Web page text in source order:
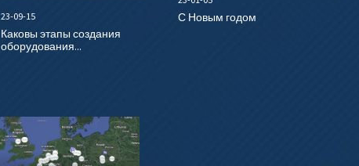
23-09-15
Каковы этапы создания
оборудования...
С Новым годом